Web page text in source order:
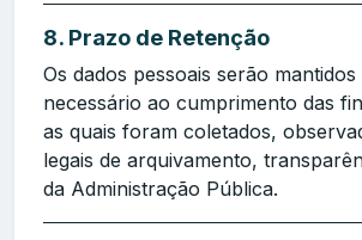
8. Prazo de Retenção
Os dados pessoais serão
necessário ao cumprimento das
as quais foram coletados,
legais de arquivamento,
da Administração Pública.